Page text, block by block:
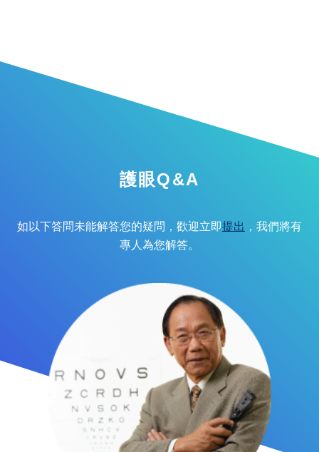
護眼Q&A
如以下答問未能解答您的疑問，歡迎立即提出 ，我們將有
專人為您解答。